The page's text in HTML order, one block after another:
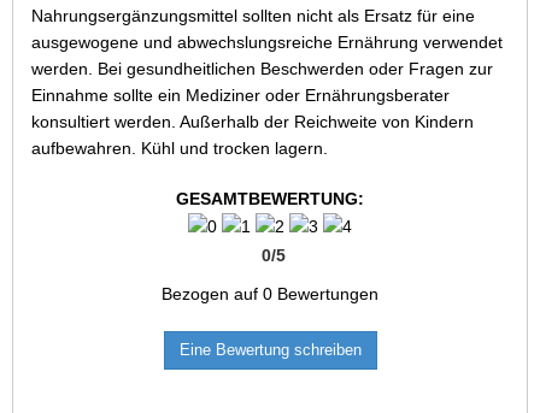
Nahrungsergänzungsmittel sollten nicht als Ersatz für eine
ausgewogene und abwechslungsreiche Ernährung verwendet
werden. Bei gesundheitlichen Beschwerden oder Fragen zur
Einnahme sollte ein Mediziner oder Ernährungsberater
konsultiert werden. Außerhalb der Reichweite von Kindern
aufbewahren. Kühl und trocken lagern.
GESAMTBEWERTUNG:
0/5
Bezogen auf 0 Bewertungen
Eine Bewertung schreiben